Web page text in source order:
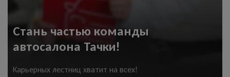
Стань частью команды
автосалона Тачки!
Карьерных лестниц хватит на всех!